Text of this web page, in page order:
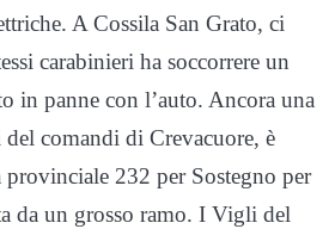
A Cossila San Grato, ci
carabinieri ha soccorrere un
in panne con l’auto. Ancora una
comandi di Crevacuore, è
232 per Sostegno per
da un grosso ramo. I Vigli del